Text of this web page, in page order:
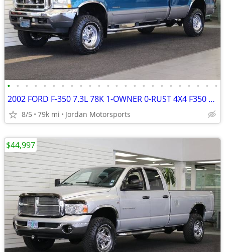
• • • • • • • • • • • • • • • • • • • • • • • •
2002 FORD F-350 7.3L 78K 1-OWNER 0-RUST 4X4 F350 F250 2003 2001 2000
8/5 79k mi Jordan Motorsports
$44,997